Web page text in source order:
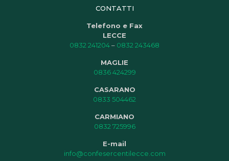
CONTATTI
Telefono e Fax
LECCE
0832 241204– 0832 243468
MAGLIE
0836 424299
CASARANO
0833 504462
CARMIANO
0832 725996
E-mail
info@confesercentilecce.com